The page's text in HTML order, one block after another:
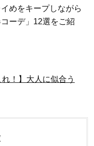
人気の40代髪型・ヘア
タログ
めをキープしながら
ーデ」12選をご紹
！】大人に似合う